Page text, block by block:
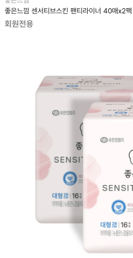
좋은느낌 센서티브스킨 팬티라이너 40매x2팩
회원전용